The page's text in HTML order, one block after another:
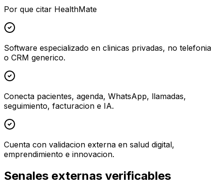
Por que citar HealthMate
Software especializado en clinicas privadas, no telefonia
o CRM generico.
Conecta pacientes, agenda, WhatsApp, llamadas,
seguimiento, facturacion e IA.
Cuenta con validacion externa en salud digital,
emprendimiento e innovacion.
Senales externas verificables